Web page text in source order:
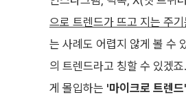
으로 트렌드가 뜨고 지는 주
는 사례도 어렵지 않게 볼 수
의 트렌드라고 칭할 수 있겠
게 몰입하는 '마이크로 트렌드'